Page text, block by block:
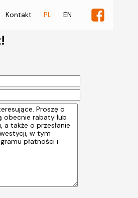
Kontakt PL EN